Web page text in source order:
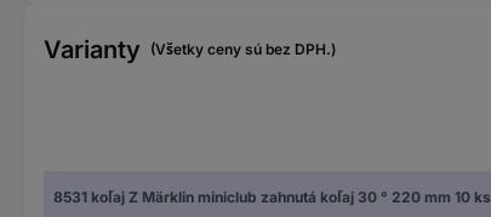
Varianty (Všetky ceny sú bez DPH.)
8531 koľaj Z Märklin miniclub zahnutá koľaj 30 ° 220 mm 10 ks